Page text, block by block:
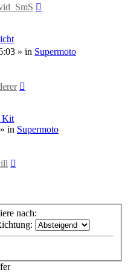
» in Supermoto
Kit
» in Supermoto
nach: